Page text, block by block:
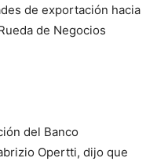
de exportación hacia
de Negocios
del Banco
Opertti, dijo que